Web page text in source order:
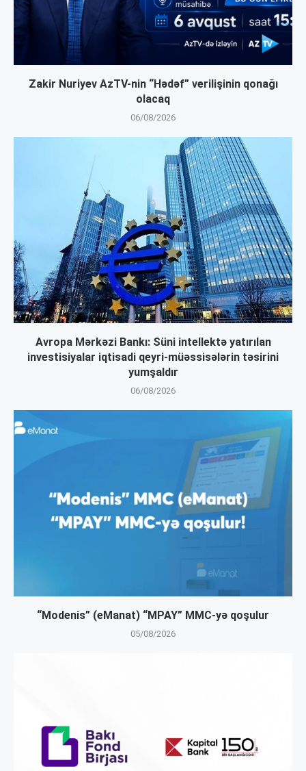
Zakir Nuriyev AzTV-nin “Hədəf” verilişinin qonağı
olacaq
06/08/2026
Avropa Mərkəzi Bankı: Süni intellektə yatırılan
investisiyalar iqtisadi qeyri-müəssisələrin təsirini
yumşaldır
06/08/2026
“Modenis” (eManat) “MPAY” MMC-yə qoşulur
05/08/2026